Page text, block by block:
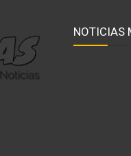
NOTICIAS